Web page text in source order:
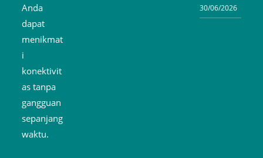
Anda
dapat
menikmat
i
konektivit
as tanpa
gangguan
sepanjang
waktu.
30/06/2026